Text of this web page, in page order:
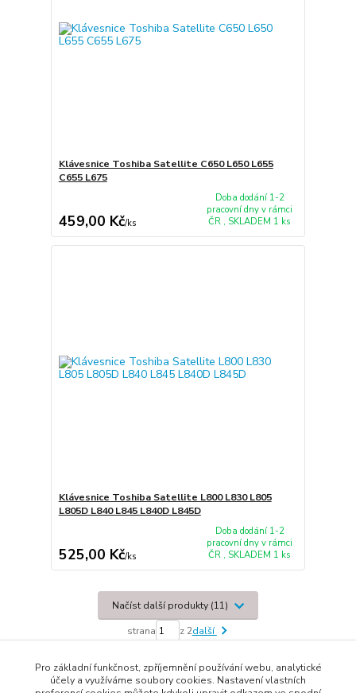
Klávesnice Toshiba Satellite C650 L650 L655
C655 L675
459,00 Kč/ks
Doba dodání 1-2
pracovní dny v rámci
ČR , SKLADEM 1 ks
Klávesnice Toshiba Satellite L800 L830 L805
L805D L840 L845 L840D L845D
525,00 Kč/ks
Doba dodání 1-2
pracovní dny v rámci
ČR , SKLADEM 1 ks
Načíst další produkty (11)
strana z 2další
Pro základní funkčnost, zpříjemnění používání webu, analytické
účely a využíváme soubory cookies. Nastavení vlastních